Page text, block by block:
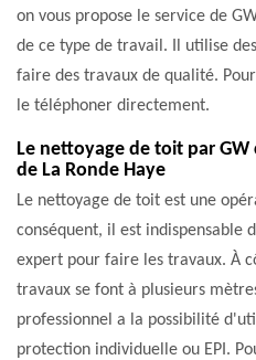
on vous propose le service de
de ce type de travail. Il utilise
faire des travaux de qualité.
le téléphoner directement.
Le nettoyage de toit par
de La Ronde Haye
Le nettoyage de toit est une
conséquent, il est indispensable
expert pour faire les travaux. À
travaux se font à plusieurs
professionnel a la possibilité
protection individuelle ou EPI.